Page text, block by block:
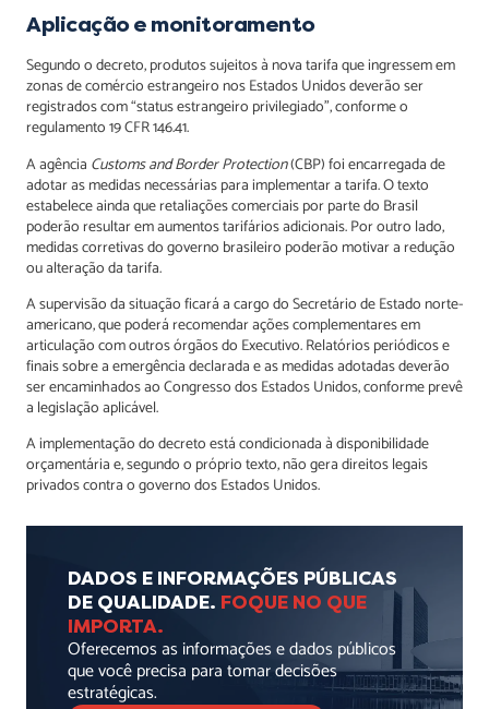
Aplicação e monitoramento
Segundo o decreto, produtos sujeitos à nova tarifa que ingressem em
zonas de comércio estrangeiro nos Estados Unidos deverão ser
registrados com “status estrangeiro privilegiado”, conforme o
regulamento 19 CFR 146.41.
A agência Customs and Border Protection(CBP) foi encarregada de
adotar as medidas necessárias para implementar a tarifa. O texto
estabelece ainda que retaliações comerciais por parte do Brasil
poderão resultar em aumentos tarifários adicionais. Por outro lado,
medidas corretivas do governo brasileiro poderão motivar a redução
ou alteração da tarifa.
A supervisão da situação ficará a cargo do Secretário de Estado norte-
americano, que poderá recomendar ações complementares em
articulação com outros órgãos do Executivo. Relatórios periódicos e
finais sobre a emergência declarada e as medidas adotadas deverão
ser encaminhados ao Congresso dos Estados Unidos, conforme prevê
a legislação aplicável.
A implementação do decreto está condicionada à disponibilidade
orçamentária e, segundo o próprio texto, não gera direitos legais
privados contra o governo dos Estados Unidos.
DADOS E INFORMAÇÕES PÚBLICAS
DE QUALIDADE. FOQUE NO QUE
IMPORTA.
Oferecemos as informações e dados públicos
que você precisa para tomar decisões
estratégicas.